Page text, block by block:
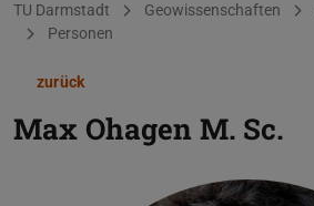
Sie befinden sich hier:
TU Darmstadt Geowissenschaften
Personen
zurück
Max Ohagen M. Sc.